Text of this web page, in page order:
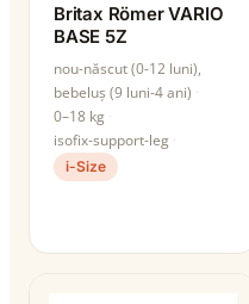
Britax Römer VARIO
BASE 5Z
nou-născut (0-12 luni),
bebeluș (9 luni-4 ani)
0–18 kg
isofix-support-leg
i-Size